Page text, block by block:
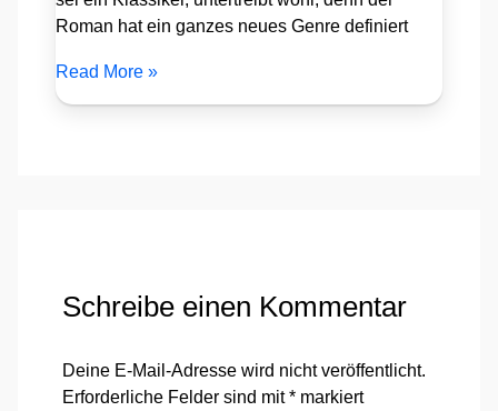
Roman hat ein ganzes neues Genre definiert
Read More »
Schreibe einen Kommentar
Deine E-Mail-Adresse wird nicht veröffentlicht.
Erforderliche Felder sind mit* markiert